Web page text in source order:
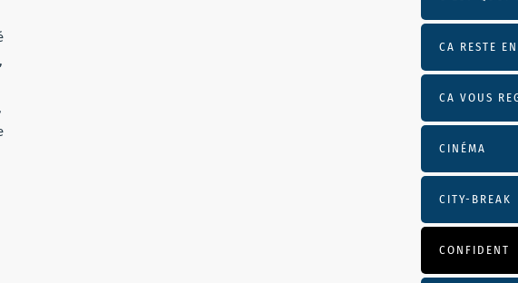
CA RESTE
CA VOUS
CINÉMA
CITY-BREAK
CONFIDENT